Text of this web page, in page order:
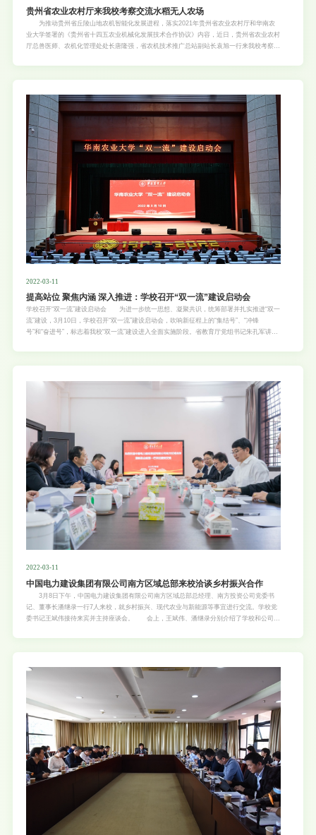
贵州省农业农村厅来我校考察交流水稻无人农场
为推动贵州省丘陵山地农机智能化发展进程，落实2021年贵州省农业农村厅和华南农
业大学签署的《贵州省十四五农业机械化发展技术合作协议》内容，近日，贵州省农业农村
厅总兽医师、农机化管理处处长唐隆强，省农机技术推广总站副站长袁旭一行来我校考察交
以来对贵州的支持表示感谢，并介绍了贵州农机化工作要点，希望能因地制宜地推进贵州省
在贵州的适宜性和实用性、投资回报率等问题进行了深入的交流讨论，计划2022年在贵州
启动9个水稻无人农场建设项目，加快推进贵州水稻生产全程机械化和智能化水平。 考
察组参观了广州市增城丝苗米现代农业产业园和广州科旺实业有限责任公司，观看了水田激
光平地机、无人驾驶水稻水直播机、无人驾驶水稻旱直播机等机械现场作业，了解了科旺实
业“育种研究+绿色种植+智慧农业+智能加工+智慧粮仓+贸易服务+品牌营销+农业电商+农业
文旅”水稻全产业链开发模
2022-03-11
提高站位 聚焦内涵 深入推进：学校召开“双一流”建设启动会
学校召开“双一流”建设启动会 为进一步统一思想、凝聚共识，统筹部署并扎实推进“双一
流”建设，3月10日，学校召开“双一流”建设启动会，吹响新征程上的“集结号”、“冲锋
号”和“奋进号”，标志着我校“双一流”建设进入全面实施阶段。省教育厅党组书记朱孔军讲
与到“双一流”建设的工作中。要深刻把握“双一流”建设的任务和要求，高质量推进建设工
作，坚持立德树人、聚焦特色优势、服务国家急需、强化统筹协调。要加强组织领导，以一
流党建和思政工作为“双一流”建设提供坚强保障，汇聚起深入推进“双一流”建设的巨大力
量。瞿振元教授作“双一流”建设专题辅导报告 中国农业大学原党委书记、中国高等教育
学会原会长瞿振元教授应邀在会上作“双一流”建设专题辅导报告。他指出，“双一流”建设是
我国进入新时
2022-03-11
中国电力建设集团有限公司南方区域总部来校洽谈乡村振兴合作
3月8日下午，中国电力建设集团有限公司南方区域总部总经理、南方投资公司党委书
记、董事长潘继录一行7人来校，就乡村振兴、现代农业与新能源等事宜进行交流。学校党
委书记王斌伟接待来宾并主持座谈会。 会上，王斌伟、潘继录分别介绍了学校和公司的
营”全产业链一体化优势和规划设计、咨询策划前端引领作用，依托广东粤桂粤黔协作现代
农业产业园联合会，与华南农业大学不断加强战略合作，为助力乡村振兴、实现“碳达峰碳
中和”目标贡献电建智慧和力量。 中国电力建设集团有限公司南方区域总部党工委书
记、南方投资公司党委副书记、总经理杨铭钦，南方区域总部，南方投资公司市场与投资
部，新能源事业部负责人及昆明院有关人员，我校党政办公室、科学研究院、乡村振兴研究
院等单位相关负责同志参加了座谈会。（文/